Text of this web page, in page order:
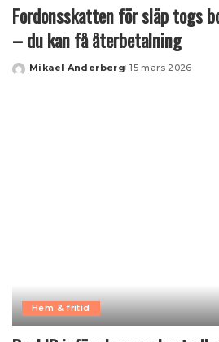
Fordonsskatten för släp togs
– du kan få återbetalning
Posted
Mikael Anderberg 15 mars 2026
Hem & fritid